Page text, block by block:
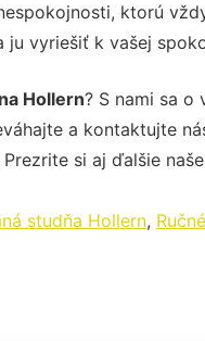
ktorú
ju vyriešiť k vašej
Hollern? S nami sa o
a kontaktujte
si aj ďalšie
studňa Hollern,